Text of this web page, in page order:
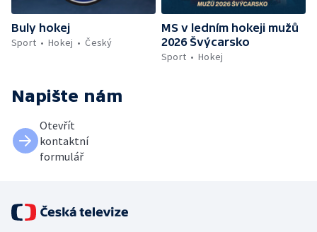
Buly hokej
Sport
Hokej Český
MS v ledním hokeji mužů
2026 Švýcarsko
Sport
Hokej
Napište nám
Otevřít
kontaktní
formulář